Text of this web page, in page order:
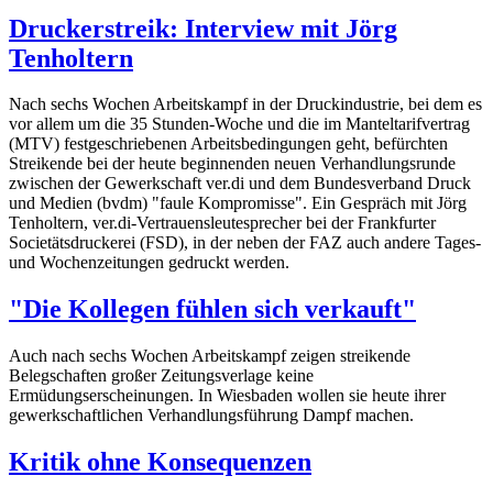
Druckerstreik: Interview mit Jörg
Tenholtern
Nach sechs Wochen Arbeitskampf in der Druckindustrie, bei dem es
vor allem um die 35 Stunden-Woche und die im Manteltarifvertrag
(MTV) festgeschriebenen Arbeitsbedingungen geht, befürchten
Streikende bei der heute beginnenden neuen Verhandlungsrunde
zwischen der Gewerkschaft ver.di und dem Bundesverband Druck
und Medien (bvdm) "faule Kompromisse". Ein Gespräch mit Jörg
Tenholtern, ver.di-Vertrauensleutesprecher bei der Frankfurter
Societätsdruckerei (FSD), in der neben der FAZ auch andere Tages-
und Wochenzeitungen gedruckt werden.
"Die Kollegen fühlen sich verkauft"
Auch nach sechs Wochen Arbeitskampf zeigen streikende
Belegschaften großer Zeitungsverlage keine
Ermüdungserscheinungen. In Wiesbaden wollen sie heute ihrer
gewerkschaftlichen Verhandlungsführung Dampf machen.
Kritik ohne Konsequenzen